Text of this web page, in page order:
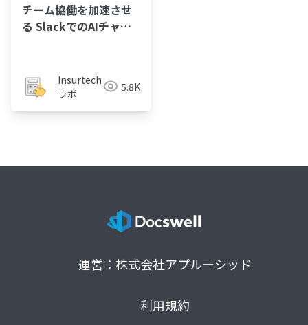
チーム協働を加速させ
る SlackでのAIチャッ
Insurtech
ラボ
5.8K
運営：株式会社アプルーシッド
利用規約